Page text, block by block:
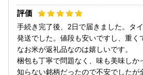
手続き完了後、2日で届きました。タ
発送でした。値段も安いですし、重く
なお米が返礼品なのは嬉しいです。
梱包も丁寧で問題なく、味も美味しか
知らない銘柄だったので不安でしたが